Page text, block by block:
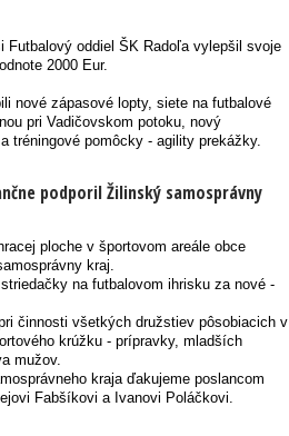
Futbalový oddiel ŠK Radoľa vylepšil svoje
2000 Eur.
nové zápasové lopty, siete na futbalové
pri Vadičovskom potoku, nový
tréningové pomôcky - agility prekážky.
podporil Žilinský samosprávny
ploche v športovom areále obce
kraj.
na futbalovom ihrisku za nové -
činnosti všetkých družstiev pôsobiacich v
krúžku - prípravky, mladších
mužov.
kraja ďakujeme poslancom
Fabšíkovi a Ivanovi Poláčkovi.